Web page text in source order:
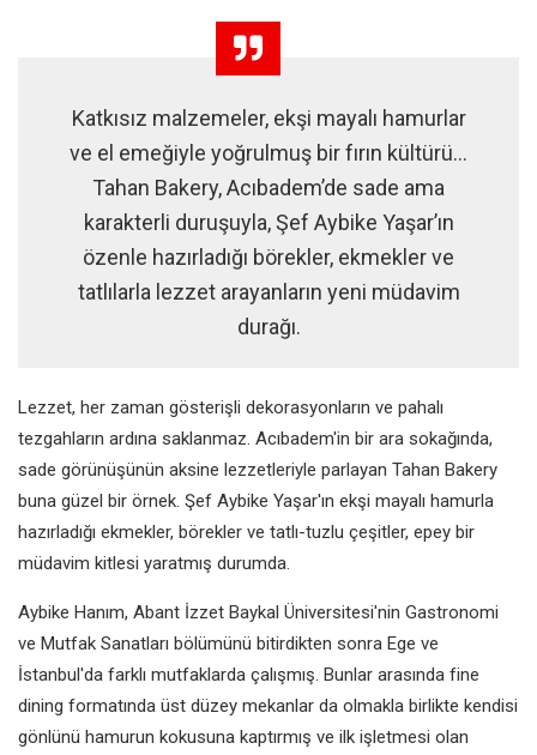
Katkısız malzemeler, ekşi mayalı hamurlar
ve el emeğiyle yoğrulmuş bir fırın kültürü…
Tahan Bakery, Acıbadem’de sade ama
karakterli duruşuyla, Şef Aybike Yaşar’ın
özenle hazırladığı börekler, ekmekler ve
tatlılarla lezzet arayanların yeni müdavim
durağı.
Lezzet, her zaman gösterişli dekorasyonların ve pahalı
tezgahların ardına saklanmaz. Acıbadem'in bir ara sokağında,
sade görünüşünün aksine lezzetleriyle parlayan Tahan Bakery
buna güzel bir örnek. Şef Aybike Yaşar'ın ekşi mayalı hamurla
hazırladığı ekmekler, börekler ve tatlı-tuzlu çeşitler, epey bir
müdavim kitlesi yaratmış durumda.
Aybike Hanım, Abant İzzet Baykal Üniversitesi'nin Gastronomi
ve Mutfak Sanatları bölümünü bitirdikten sonra Ege ve
İstanbul'da farklı mutfaklarda çalışmış. Bunlar arasında fine
dining formatında üst düzey mekanlar da olmakla birlikte kendisi
gönlünü hamurun kokusuna kaptırmış ve ilk işletmesi olan